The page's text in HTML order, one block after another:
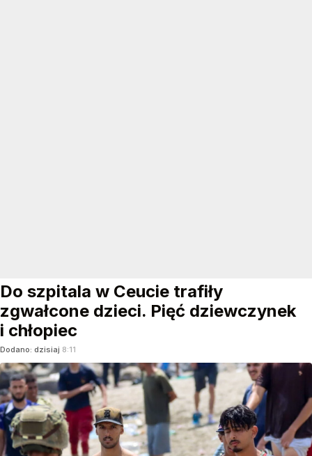
Do szpitala w Ceucie trafiły
zgwałcone dzieci. Pięć dziewczynek
i chłopiec
Dodano: dzisiaj 8:11